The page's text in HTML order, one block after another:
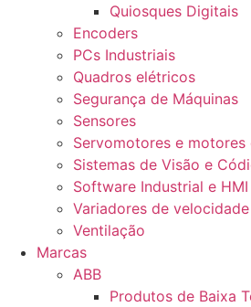
Quiosques Digitais
Encoders
PCs Industriais
Quadros elétricos
Segurança de Máquinas
Sensores
Servomotores e motores
Sistemas de Visão e
Software Industrial e HMI
Variadores de velocidade
Ventilação
Marcas
ABB
Produtos de Baixa